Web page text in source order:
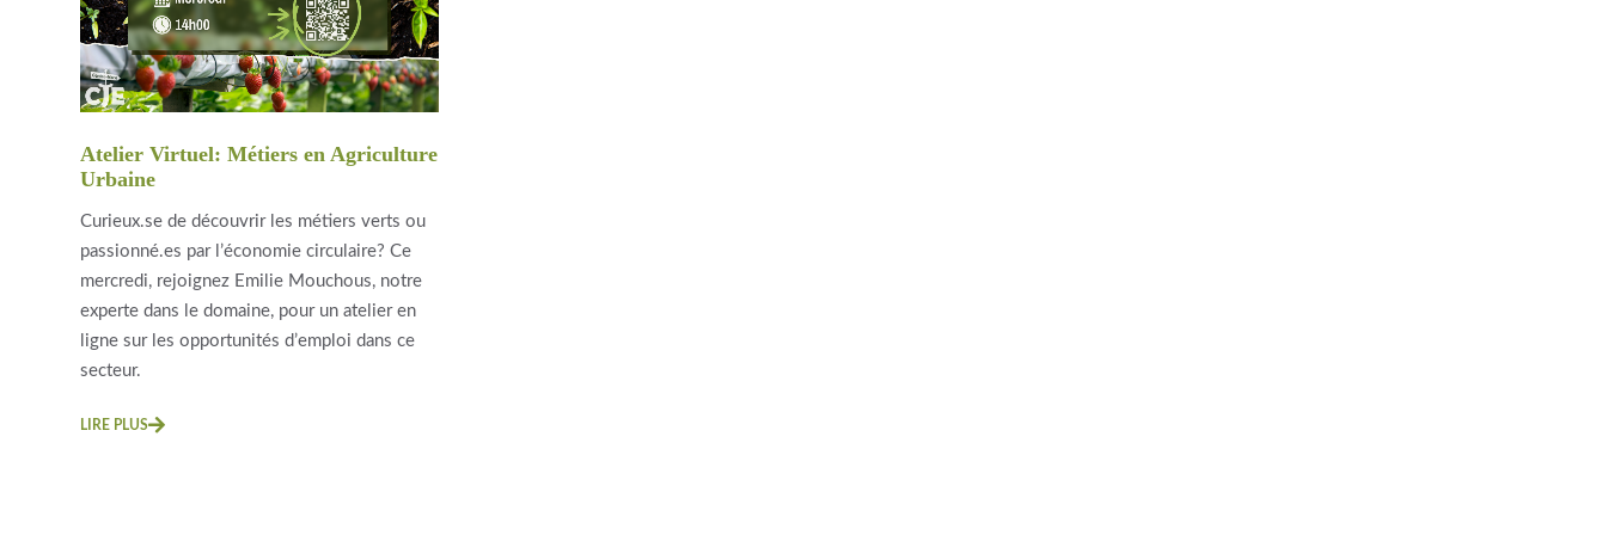
Atelier Virtuel: Métiers en Agriculture
Urbaine
Curieux.se de découvrir les métiers verts ou
passionné.es par l’économie circulaire? Ce
mercredi, rejoignez Emilie Mouchous, notre
experte dans le domaine, pour un atelier en
ligne sur les opportunités d’emploi dans ce
secteur.
LIRE PLUS